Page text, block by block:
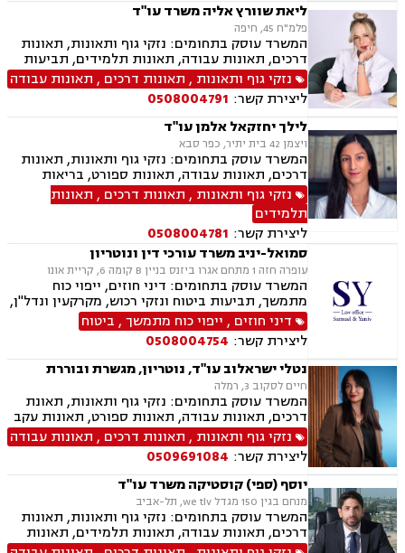
ליאת שוורץ אליה משרד עו"ד
פלמ"ח 45, חיפה
המשרד עוסק בתחומים: נזקי גוף ותאונות, תאונות
דרכים, תאונות עבודה, תאונות תלמידים, תביעות
ביטוח, תביעות ביטוח לאומי, ייפוי כוח מתמשך,
גישור.
נזקי גוף ותאונות , תאונות דרכים , תאונות עבודה
ליצירת קשר: 0508004791
לילך יחזקאל אלמן עו"ד
ויצמן 42 בית יתיר, כפר סבא
המשרד עוסק בתחומים: נזקי גוף ותאונות, תאונות
דרכים, תאונות עבודה, תאונות ספורט, בריאות
הנפש, אובדן כושר עבודה, תאונות תלמידים, תאונות
עקב רשלנות, ביטוח לאומי, ייפוי כוח מתמשך,
ירושות וצוואת
נזקי גוף ותאונות , תאונות דרכים , תאונות
תלמידים
ליצירת קשר: 0508004781
סמואל-יניב משרד עורכי דין ונוטריון
עופרה חזה 1 מתחם אגרו ביזנס בניין B קומה 6, קריית אונו
המשרד עוסק בתחומים: דיני חוזים, ייפוי כוח
מתמשך, תביעות ביטוח ונזקי רכוש, מקרקעין ונדל"ן,
תמ"א 38, לשון הרע, ירושות וצוואות, מושבים
וקיבוצים, קבוצות רכישה, ליקוי בניה, פינוי בינוי,
פינוי מושכר, עסקאות מכר דירה, מגרשים לבניה,
נחלות ומשקים במושבים, רשות מקרקעי ישראל,
העברה בין דורית, בן ממשיך, נזקי גוף ותאונות,
תאונות דרכים, תאונות עבודה, תאונות תלמידים,
אובדן כושר עבודה, תאונות עקב רשלנות.
דיני חוזים , ייפוי כוח מתמשך, ביטוח
ליצירת קשר: 0508004754
נטלי ישראלוב עו"ד, נוטריון, מגשרת ובוררת
חיים לסקוב 3, רמלה
המשרד עוסק בתחומים: נזקי גוף ותאונות, תאונת
דרכים, תאונות עבודה, תאונות ספורט, תאונות עקב
רשלנות, תאונות תלמידים, ביטוח לאומי, גישור,
רשלנות רפואית הריון ולידה, ירושות וצוואות, ייפוי
כוח מתמשך, ביטוח סיעודי, נפגעי עבירה, בריאות
הנפש,
נזקי גוף ותאונות , תאונות דרכים , תאונות עבודה
ליצירת קשר: 0509691084
יוסף (ספי) קוסטיקה משרד עו"ד
מנחם בגין 150 מגדל we tlv, תל-אביב
המשרד עוסק בתחומים: נזקי גוף ותאונות, תאונות
דרכים, תאונות עבודה, תאונות תלמידים, תאונות
ספורט, תאונות עקב רשלנות, ביטוח לאומי, רשלנות